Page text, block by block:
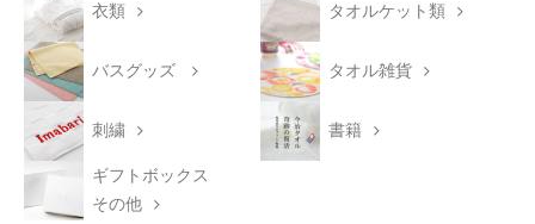
衣類 タオルケット類
バスグッズ タオル雑貨
刺繍 書籍
ギフトボックス
その他